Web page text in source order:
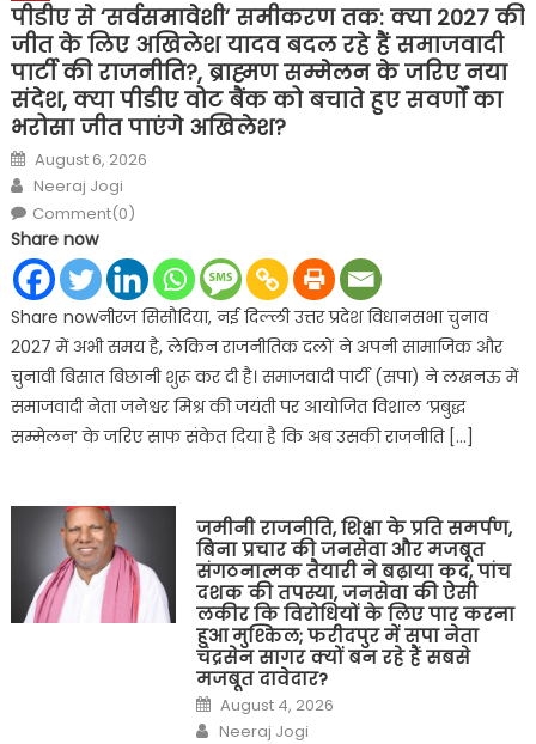
पीडीए से ‘सर्वसमावेशी’ समीकरण तक: क्या 2027 की
जीत के लिए अखिलेश यादव बदल रहे हैं समाजवादी
पार्टी की राजनीति?, ब्राह्मण सम्मेलन के जरिए नया
संदेश, क्या पीडीए वोट बैंक को बचाते हुए सवर्णों का
भरोसा जीत पाएंगे अखिलेश?
Posted
on
August 6, 2026
Author
Neeraj Jogi
Comment(0)
Share now
Share nowनीरज सिसौदिया, नई दिल्ली उत्तर प्रदेश विधानसभा चुनाव
2027 में अभी समय है, लेकिन राजनीतिक दलों ने अपनी सामाजिक और
चुनावी बिसात बिछानी शुरू कर दी है। समाजवादी पार्टी (सपा) ने लखनऊ में
समाजवादी नेता जनेश्वर मिश्र की जयंती पर आयोजित विशाल ‘प्रबुद्ध
सम्मेलन’ के जरिए साफ संकेत दिया है कि अब उसकी राजनीति […]
जमीनी राजनीति, शिक्षा के प्रति समर्पण,
बिना प्रचार की जनसेवा और मजबूत
संगठनात्मक तैयारी ने बढ़ाया कद, पांच
दशक की तपस्या, जनसेवा की ऐसी
लकीर कि विरोधियों के लिए पार करना
हुआ मुश्किल; फरीदपुर में सपा नेता
चंद्रसेन सागर क्यों बन रहे हैं सबसे
मजबूत दावेदार?
Posted
on
August 4, 2026
Author
Neeraj Jogi